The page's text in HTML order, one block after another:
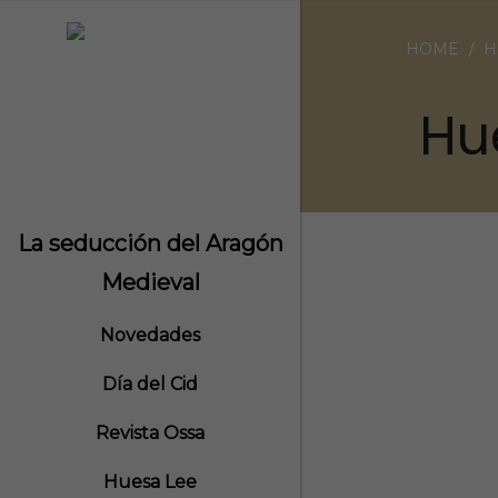
La seducción del Aragón
Medieval
Novedades
Día del Cid
Revista Ossa
Huesa Lee
HOME